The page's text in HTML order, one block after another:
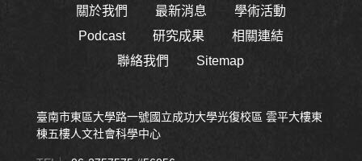
關於我們 最新消息
學術活動
Podcast
研究成果
相關連結
聯絡我們
Sitemap
臺南市東區大學路一號國立成功大學光復校區 雲平大樓東
棟五樓人文社會科學中心